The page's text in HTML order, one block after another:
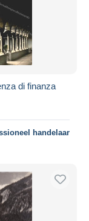
di finanza
handelaar